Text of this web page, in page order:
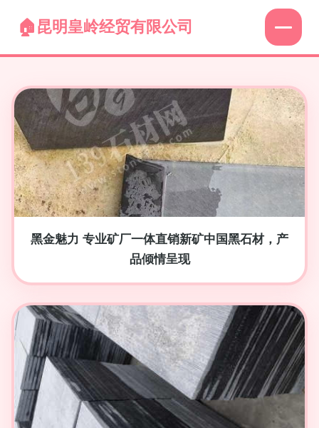
昆明皇岭经贸有限公司
黑金魅力 专业矿厂一体直销新矿中国黑石材，产
品倾情呈现